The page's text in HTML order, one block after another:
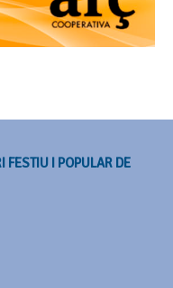
FESTIU I POPULAR DE